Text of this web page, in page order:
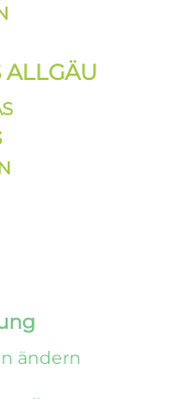
ALLGÄU
ändern